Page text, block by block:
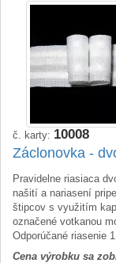
č. karty: 10008
Záclonovka -
Pravidelne riasiaca
našití a nariasení
štipcov s využitím
označené votkanou
Odporúčané riasenie
Cena výrobku sa